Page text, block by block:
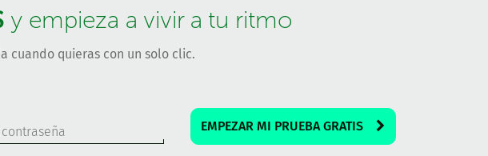
y empieza a vivir a tu ritmo
cuando quieras con un solo clic.